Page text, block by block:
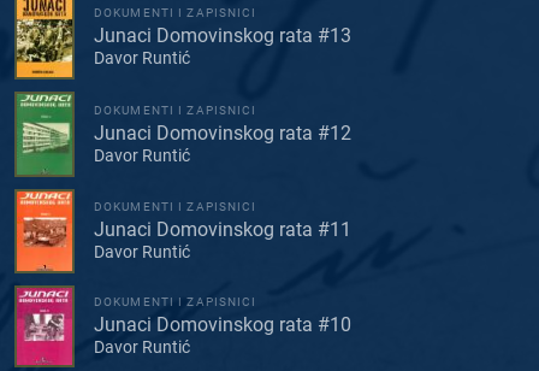
DOKUMENTI I ZAPISNICI
Junaci Domovinskog rata #13
Davor Runtić
DOKUMENTI I ZAPISNICI
Junaci Domovinskog rata #12
Davor Runtić
DOKUMENTI I ZAPISNICI
Junaci Domovinskog rata #11
Davor Runtić
DOKUMENTI I ZAPISNICI
Junaci Domovinskog rata #10
Davor Runtić